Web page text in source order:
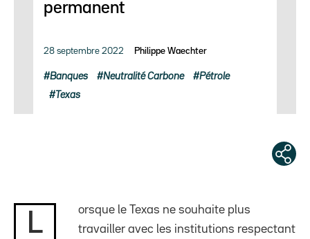
permanent
28 septembre 2022 Philippe Waechter
Banques Neutralité Carbone Pétrole
Texas
L
orsque le Texas ne souhaite plus
travailler avec les institutions respectant